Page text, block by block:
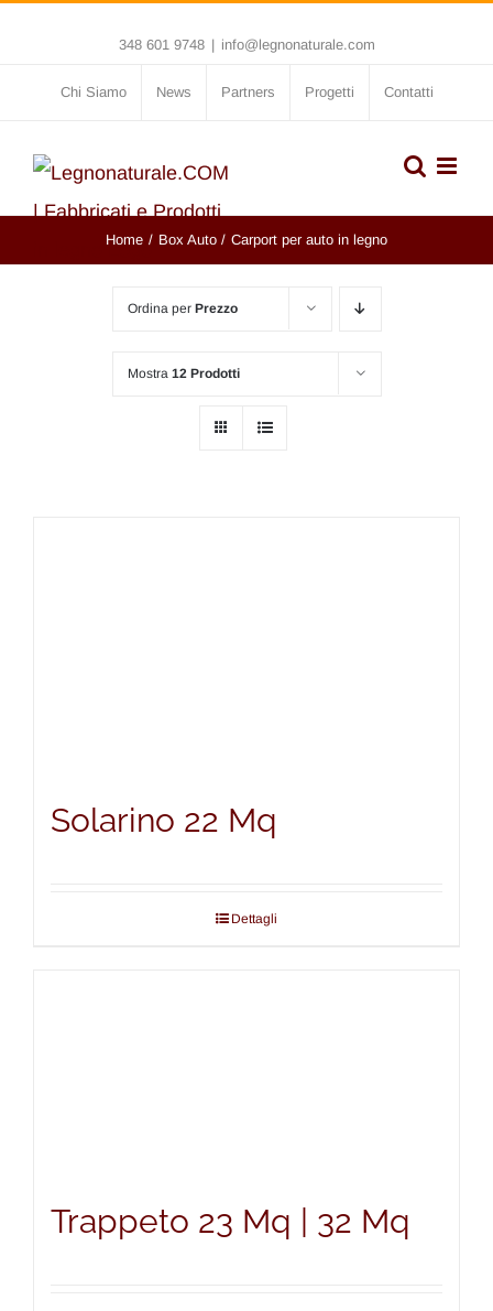
contenuto
348 601 9748 | info@legnonaturale.com
Chi Siamo News Partners Progetti Contatti
Home Box Auto Carport per auto in legno
Ordina per Prezzo
Mostra 12 Prodotti
Solarino 22 Mq
Dettagli
Trappeto 23 Mq | 32 Mq